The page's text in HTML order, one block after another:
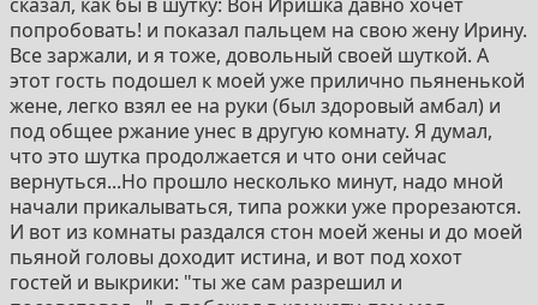
попробовать! и показал пальцем на свою жену Ирину.
Все заржали, и я тоже, довольный своей шуткой. А
этот гость подошел к моей уже прилично пьяненькой
жене, легко взял ее на руки (был здоровый амбал) и
под общее ржание унес в другую комнату. Я думал,
что это шутка продолжается и что они сейчас
вернуться...Но прошло несколько минут, надо мной
начали прикалываться, типа рожки уже прорезаются.
И вот из комнаты раздался стон моей жены и до моей
пьяной головы доходит истина, и вот под хохот
гостей и выкрики: "ты же сам разрешил и